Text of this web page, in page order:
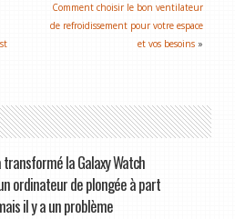
Comment choisir le bon ventilateur
de refroidissement pour votre espace
et vos besoins »
transformé la Galaxy Watch
ordinateur de plongée à part
il y a un problème